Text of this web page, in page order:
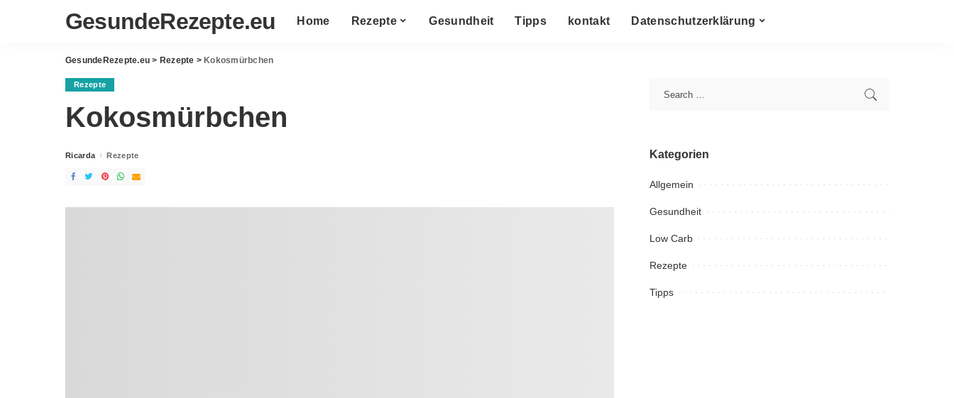
GesundeRezepte.eu Home Rezepte Gesundheit Tipps kontakt Datenschutzerklärung
GesundeRezepte.eu > Rezepte > Kokosmürbchen
Rezepte
Kokosmürbchen
Posted
Ricarda Rezepte Kategorien
Allgemein
Gesundheit
Low Carb
Rezepte
Tipps